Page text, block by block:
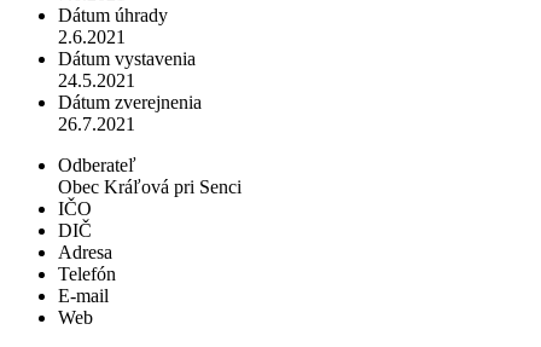
Dátum úhrady
2.6.2021
Dátum vystavenia
24.5.2021
Dátum zverejnenia
26.7.2021
Odberateľ
Obec Kráľová pri Senci
IČO
DIČ
Adresa
Telefón
E-mail
Web